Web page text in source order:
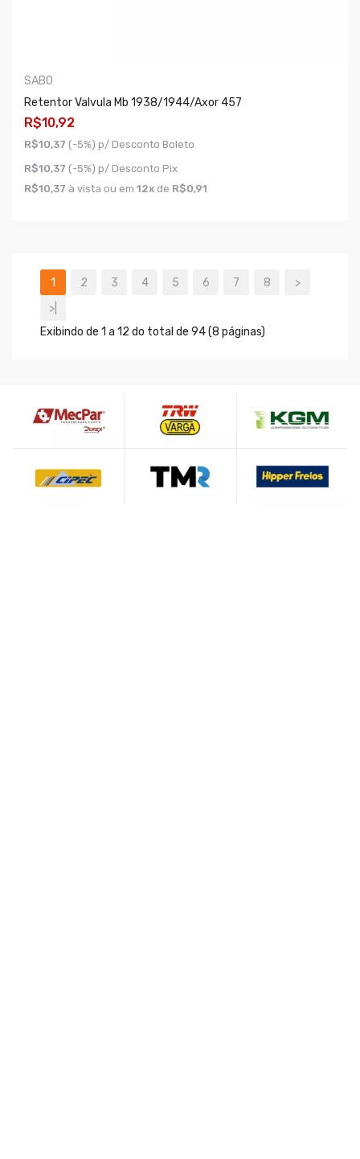
SABO
Retentor Valvula Mb 1938/1944/axor 457
R$10,92
R$10,37 (-5%) p/ Desconto Boleto
R$10,37 (-5%) p/ Desconto Pix
R$10,37 à vista ou em 12x de R$0,91
1 2 3 4 5 6 7 8
>
>|
Exibindo de 1 a 12 do total de 94 (8 páginas)